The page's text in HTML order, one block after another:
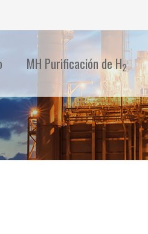
MH Purificación de H2